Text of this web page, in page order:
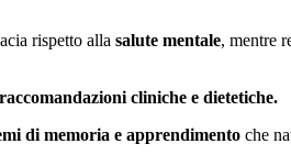
rispetto alla salute mentale, mentre
raccomandazioni cliniche e dietetiche.
di memoria e apprendimento che